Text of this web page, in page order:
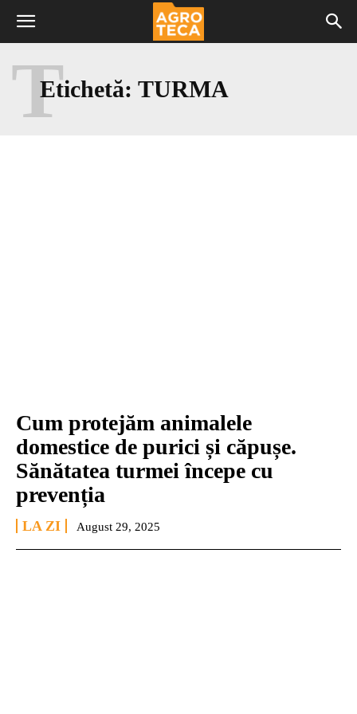
Etichetă: TURMA
T
Cum protejăm animalele
domestice de purici și căpușe.
Sănătatea turmei începe cu
prevenția
LA ZI August 29, 2025